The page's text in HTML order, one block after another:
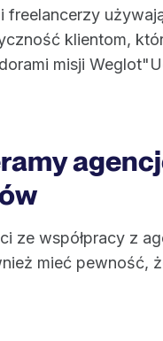
freelancerzy
klientom,
misji
ze współpracy z
mieć pewność,